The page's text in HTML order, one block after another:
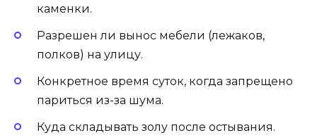
каменки.
Разрешен ли вынос мебели (лежаков,
полков) на улицу.
Конкретное время суток, когда запрещено
париться из-за шума.
Куда складывать золу после остывания.